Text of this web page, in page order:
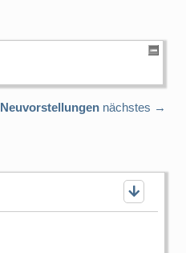
Neuvorstellungen nächstes →